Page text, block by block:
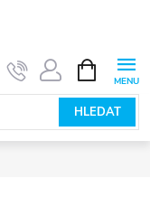
HLEDAT
NÁKUPNÍ
KOŠÍK